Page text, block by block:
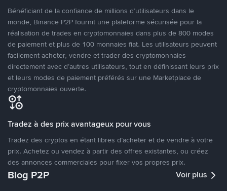
Bénéficiant de la confiance de millions d’utilisateurs dans le
monde, Binance P2P fournit une plateforme sécurisée pour la
réalisation de trades en cryptomonnaies dans plus de 800 modes
de paiement et plus de 100 monnaies fiat. Les utilisateurs peuvent
facilement acheter, vendre et trader des cryptomonnaies
directement avec d’autres utilisateurs, tout en définissant leurs prix
et leurs modes de paiement préférés sur une Marketplace de
cryptomonnaies ouverte.
Tradez à des prix avantageux pour vous
Tradez des cryptos en étant libres d’acheter et de vendre à votre
prix. Achetez ou vendez à partir des offres existantes, ou créez
des annonces commerciales pour fixer vos propres prix.
Blog P2P Voir plus